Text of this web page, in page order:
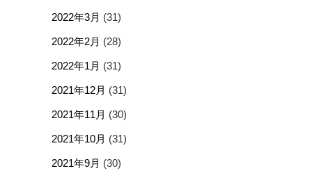
2022年3月 (31)
2022年2月 (28)
2022年1月 (31)
2021年12月 (31)
2021年11月 (30)
2021年10月 (31)
2021年9月 (30)